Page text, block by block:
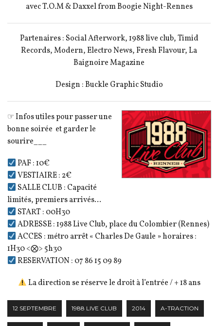
avec T.O.M & Daxxel from Boogie Night-Rennes
Partenaires : Social Afterwork, 1988 live club, Timid
Records, Modern, Electro News, Fresh Flavour, La
Baignoire Magazine
Design : Buckle Graphic Studio
☞ Infos utiles pour passer une
bonne soirée et garder le
sourire___
PAF : 10€
VESTIAIRE : 2€
SALLE CLUB : Capacité
limités, premiers arrivés…
START : 00H30
ADRESSE : 1988 Live Club, place du Colombier (Rennes)
ACCES : métro arrêt « Charles De Gaule » horaires :
1H30 <⨂> 5h30
RESERVATION : 07 86 15 09 89
La direction se réserve le droit à l’entrée / + 18 ans
12 SEPTEMBRE 1988 LIVE CLUB 2014 A-TRACTION